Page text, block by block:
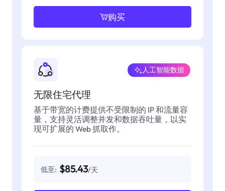
购买
无限住宅代理
人工智能数据
基于带宽的计费提供不受限制的 IP 和流量容
量，支持灵活调整并发和数据吞吐量，以实
现可扩展的 Web 抓取作。
低至: $85.43/天